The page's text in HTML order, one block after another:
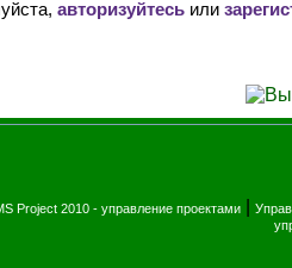
авторизуйтесьили
Project 2010 - управление проектами